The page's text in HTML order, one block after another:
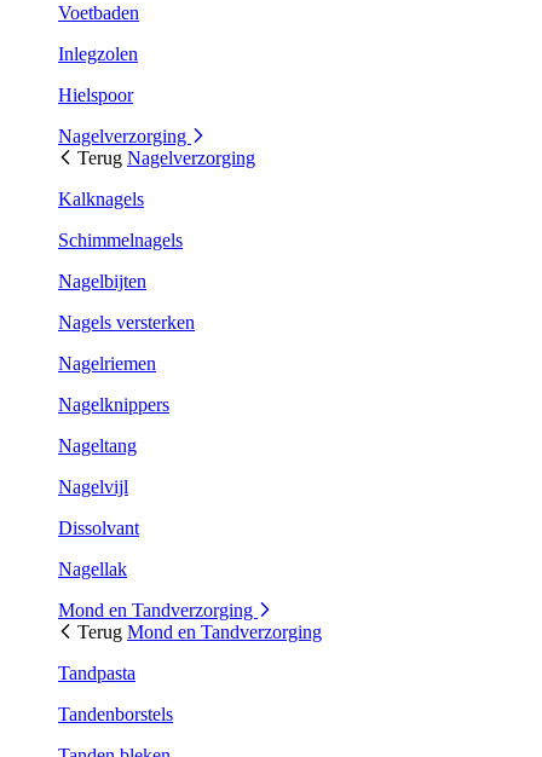
Voetbaden
Inlegzolen
Hielspoor
Nagelverzorging
Terug Nagelverzorging
Kalknagels
Schimmelnagels
Nagelbijten
Nagels versterken
Nagelriemen
Nagelknippers
Nageltang
Nagelvijl
Dissolvant
Nagellak
Mond en Tandverzorging
Terug Mond en Tandverzorging
Tandpasta
Tandenborstels